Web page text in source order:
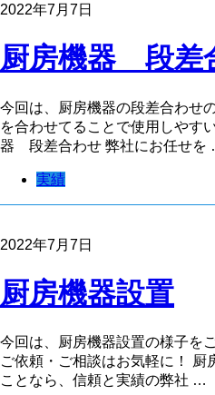
2022年7月7日
厨房機器 段差
今回は、厨房機器の段差合わせ
を合わせてることで使用しやす
器 段差合わせ 弊社にお任せを
実績
2022年7月7日
厨房機器設置
今回は、厨房機器設置の様子を
ご依頼・ご相談はお気軽に！ 厨
ことなら、信頼と実績の弊社 …